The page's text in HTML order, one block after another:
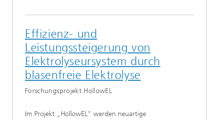
Effizienz- und
Leistungssteigerung von
Elektrolyseursystem durch
blasenfreie Elektrolyse
Forschungsprojekt HollowEL
Im Projekt „HollowEL“ werden neuartige